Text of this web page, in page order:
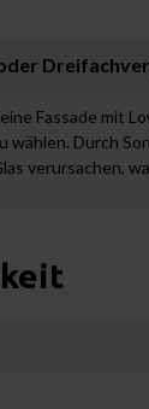
Fassade mit
wählen. Durch
verursachen,